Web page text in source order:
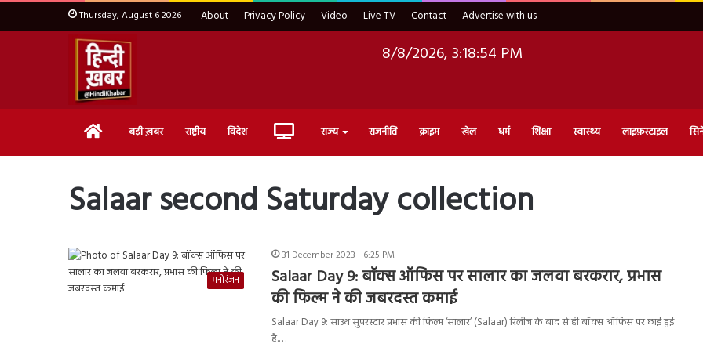
Thursday, August 6 2026 About Privacy Policy Video Live TV Contact Advertise with us
8/8/2026, 3:18:55 PM
Home बड़ी ख़बर राष्ट्रीय विदेश Live राज्य राजनीति क्राइम खेल धर्म शिक्षा स्वास्थ्य लाइफ़स्टाइल
Salaar second Saturday collection
मनोरंजन
31 December 2023 - 6:25 PM
Salaar Day 9: बॉक्स ऑफिस पर सालार का जलवा बरकरार, प्रभास
की फिल्म ने की जबरदस्त कमाई
Salaar Day 9: साउथ सुपरस्टार प्रभास की फिल्म ‘सालार’ (Salaar) रिलीज के बाद से ही बॉक्स ऑफिस पर छाई हुई
है.…